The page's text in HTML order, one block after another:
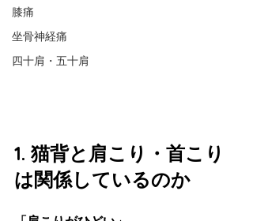
膝痛
坐骨神経痛
四十肩・五十肩
1. 猫背と肩こり・首こり
は関係しているのか